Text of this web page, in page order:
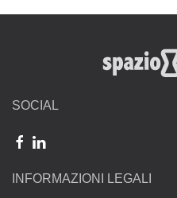
SOCIAL
INFORMAZIONI LEGALI